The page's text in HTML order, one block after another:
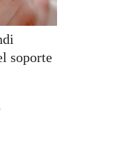
soporte